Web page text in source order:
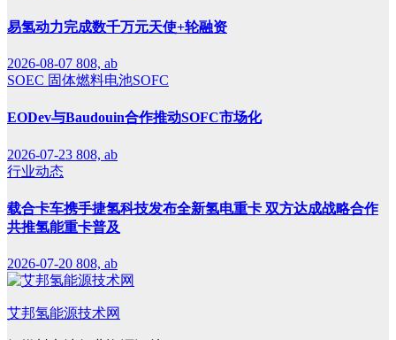
易氢动力完成数千万元天使+轮融资
2026-08-07 808, ab
SOEC 固体燃料电池SOFC
EODev与Baudouin合作推动SOFC市场化
2026-07-23 808, ab
行业动态
载合卡车携手捷氢科技发布全新氢电重卡 双方达成战略合作
共推氢能重卡普及
2026-07-20 808, ab
艾邦氢能源技术网